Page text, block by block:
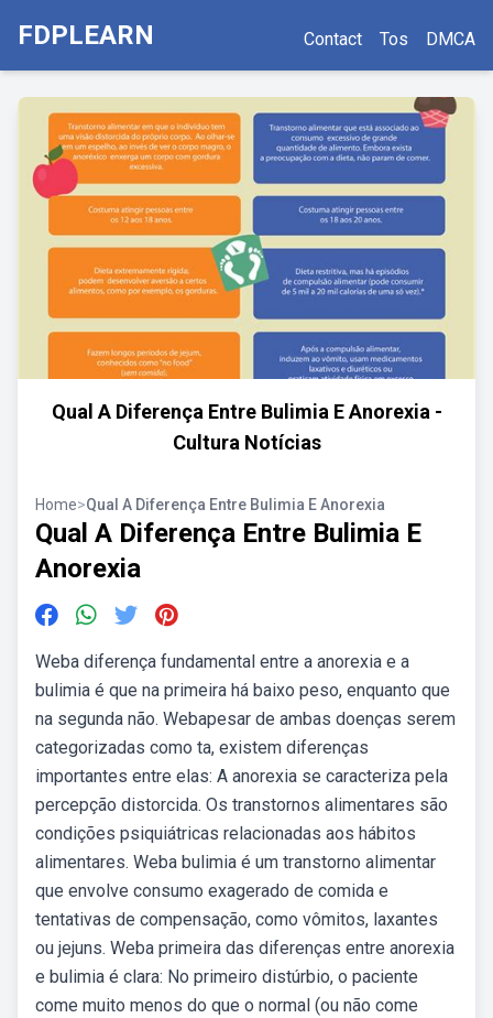
FDPLEARN Contact Tos DMCA
Qual A Diferença Entre Bulimia E Anorexia -
Cultura Notícias
Home>Qual A Diferença Entre Bulimia E Anorexia
Qual A Diferença Entre Bulimia E
Anorexia
Weba diferença fundamental entre a anorexia e a
bulimia é que na primeira há baixo peso, enquanto que
na segunda não. Webapesar de ambas doenças serem
categorizadas como ta, existem diferenças
importantes entre elas: A anorexia se caracteriza pela
percepção distorcida. Os transtornos alimentares são
condições psiquiátricas relacionadas aos hábitos
alimentares. Weba bulimia é um transtorno alimentar
que envolve consumo exagerado de comida e
tentativas de compensação, como vômitos, laxantes
ou jejuns. Weba primeira das diferenças entre anorexia
e bulimia é clara: No primeiro distúrbio, o paciente
come muito menos do que o normal (ou não come